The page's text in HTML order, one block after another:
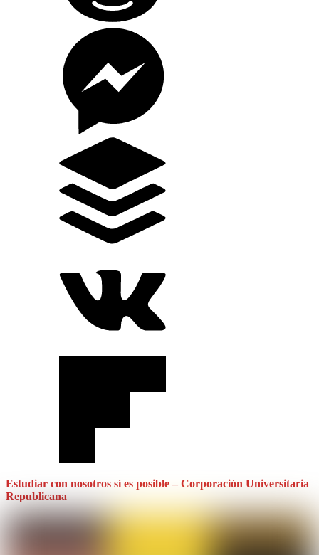
Estudiar con nosotros sí es posible – Corporación Universitaria
Republicana